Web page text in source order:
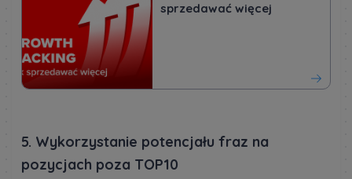
sprzedawać więcej
5. Wykorzystanie potencjału fraz na
pozycjach poza TOP10